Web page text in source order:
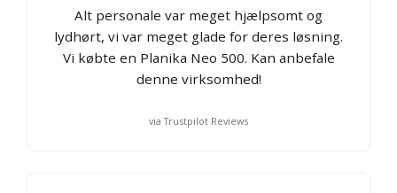
Alt personale var meget hjælpsomt og
lydhørt, vi var meget glade for deres løsning.
Vi købte en Planika Neo 500. Kan anbefale
denne virksomhed!
via Trustpilot Reviews